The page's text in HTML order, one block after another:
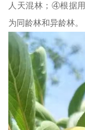
人天混林；④根据
为同龄林和异龄林。